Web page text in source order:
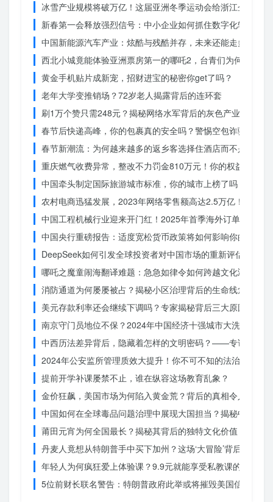
冰雪产业规模将破万亿！这届亚洲冬季运动会给浙江企业带
新春第一会释放强烈信号：中小企业如何抓住数字化转型的
中国新能源汽车产业：炫酷与残酷并存，未来还能走多远？
西北小城竟能体验亚洲票房第一的哪吒2，台青们为何如此惊
黄金手机贴片成新宠，招财进宝的秘密你get了吗？
老年大学变推销场？72岁老人揭露背后的连环套
刷1万个赞只需248元？揭秘网络水军背后的灰色产业链
春节后快递高峰，你的包裹真的安全吗？警惕空包诈骗
春节新潮流：为何越来越多的返乡客选择住酒店而不是家里？
重庆燃气收费异常，整改不力罚金810万元！你的权益被侵犯
中国牵头制定国际旅游城市标准，你的城市上榜了吗？
农村电商迅猛发展，2023年网络零售额高达2.5万亿！你还在
中国工程机械行业迎来开门红！2025年首季海外订单激增，
中国央行重磅报告：适度宽松货币政策将如何影响你的消费？
DeepSeek如何引发全球投资者对中国市场的重新评估？
哪吒之魔童闹海翻译难题：急急如律令如何跨越文化鸿沟？
消防通道为何屡屡被占？揭秘小区治理背后的生命线危机
美元存款利率还会继续下调吗？专家揭秘背后三大原因
南京守门员地位不保？2024年中国经济十强城市大洗牌
中西历法差异背后，隐藏着怎样的文明密码？——专访南京
2024年公安监所管理质效大提升！你不可不知的法治文明新
提前开学补课屡禁不止，谁在纵容这场教育乱象？
金价狂飙，美国市场为何陷入黄金荒？背后的真相令人
中国如何在全球毒品问题治理中展现大国担当？揭秘中国方
莆田元宵为何全国最长？揭秘其背后的独特文化价值
丹麦人竟想从特朗普手中买下加州？这场‘大冒险’背后藏着什
年轻人为何疯狂爱上体验课？9.9元就能享受私教课的秘密
5位前财长联名警告：特朗普政府此举或将摧毁美国信誉？